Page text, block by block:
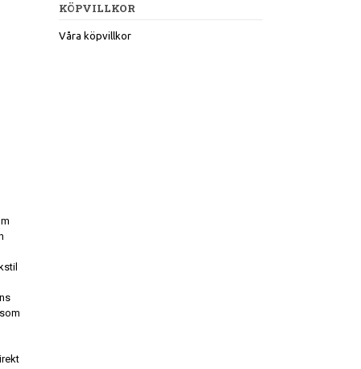
KÖPVILLKOR
Våra köpvillkor